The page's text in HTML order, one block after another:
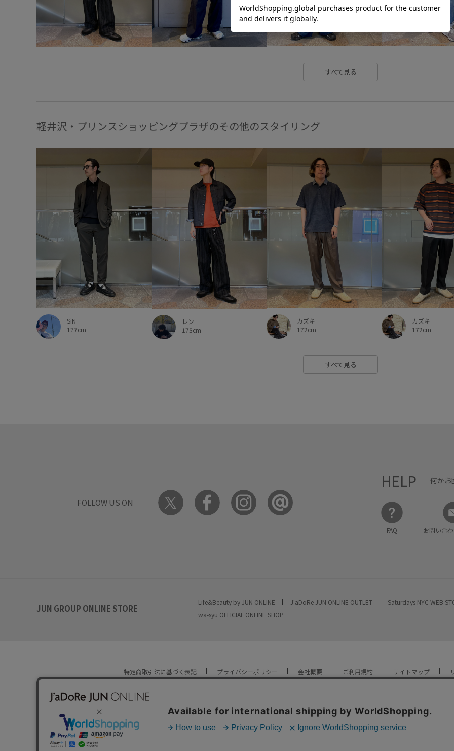
すべて見る
軽井沢・プリンスショッピングプラザのその他のスタイリング
SiN
177cm
レン
175cm
カズキ
172cm
カズキ
172cm
すべて見る
FOLLOW US ON
HELP 何かお
FAQ お問い合
JUN GROUP ONLINE STORE
Life&Beauty by JUN ONLINE J'aDoRe JUN ONLINE OUTLET Saturdays NYC WEB
wa-syu OFFICIAL ONLINE SHOP
特定商取引法に基づく表記 プライバシーポリシー 会社概要 ご利用規約 サイトマップ
YOU ARE CULTURE.